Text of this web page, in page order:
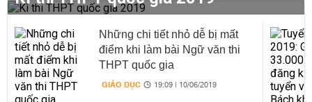
Những chi tiết nhỏ dễ bị mất
điểm khi làm bài Ngữ văn thi
THPT quốc gia
GIÁO DỤC 19:09 | 10/06/2019